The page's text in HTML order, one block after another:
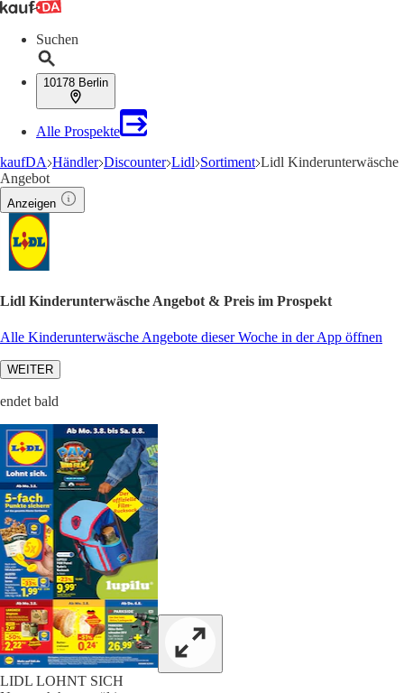
Suchen
10178 Berlin
Alle Prospekte
kaufDA Händler Discounter Lidl Sortiment Lidl Kinderunterwäsche
Angebot
Anzeigen
Lidl Kinderunterwäsche Angebot & Preis im Prospekt
Alle Kinderunterwäsche Angebote dieser Woche in der App öffnen
WEITER
endet bald
LIDL LOHNT SICH